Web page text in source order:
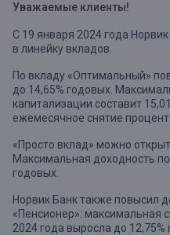
Уважаемые клиенты!
С 19 января 2024 года
в линейку вкладов.
По вкладу «Оптимальный»
до 14,65% годовых.
капитализации составит
ежемесячное снятие
«Просто вклад» можно
Максимальная доходность
годовых.
Норвик Банк также повысил
«Пенсионер»: максимальная
2024 года выросла до 12,75%